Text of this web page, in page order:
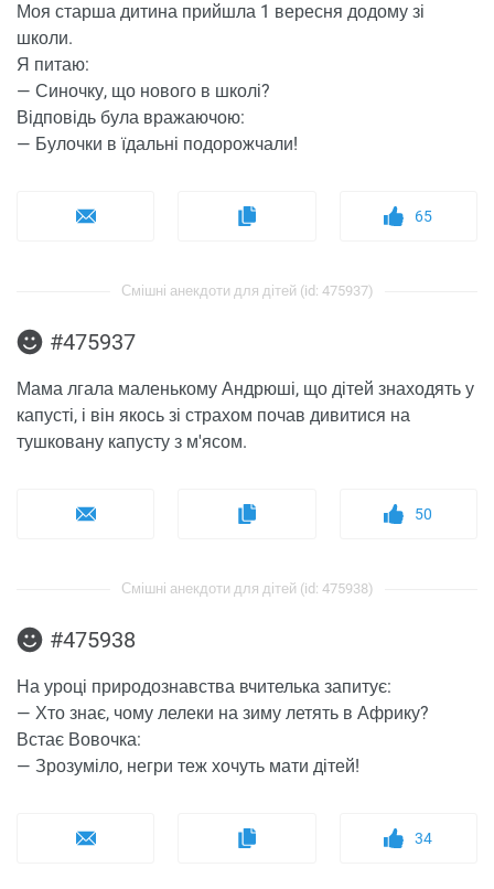
Моя старша дитина прийшла 1 вересня додому зі
школи.
Я питаю:
— Синочку, що нового в школі?
Відповідь була вражаючою:
— Булочки в їдальні подорожчали!
65
Смішні анекдоти для дітей (id: 475937)
#475937
Мама лгала маленькому Андрюші, що дітей знаходять у
капусті, і він якось зі страхом почав дивитися на
тушковану капусту з м'ясом.
50
Смішні анекдоти для дітей (id: 475938)
#475938
На уроці природознавства вчителька запитує:
— Хто знає, чому лелеки на зиму летять в Африку?
Встає Вовочка:
— Зрозуміло, негри теж хочуть мати дітей!
34